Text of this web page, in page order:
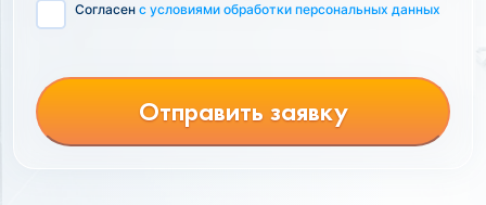
Согласен с условиями обработки персональных данных
Отправить заявку